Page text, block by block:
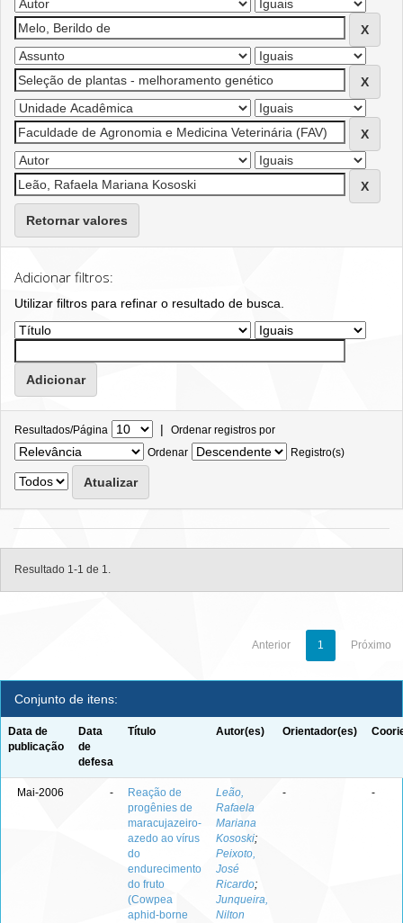
Retornar valores
Adicionar filtros:
Utilizar filtros para refinar o resultado de busca.
Resultados/Página | Ordenar registros por
Ordenar
Registro(s)
Resultado 1-1 de 1.
Anterior 1 Próximo
Conjunto de itens:
Data de
publicação
Data
de
defesa
Título Autor(es) Orientador(es)
Mai-2006 -
Reação de
progênies de
maracujazeiro-
azedo ao vírus
do
endurecimento
do fruto
(Cowpea
aphid-borne
Leão,
Rafaela
Mariana
Kososki;
Peixoto,
José
Ricardo;
Junqueira,
Nilton
- -